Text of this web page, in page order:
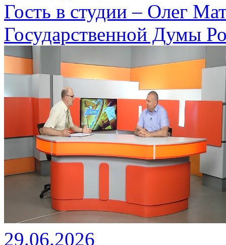
Гость в студии – Олег
Государственной Думы
29.06.2026